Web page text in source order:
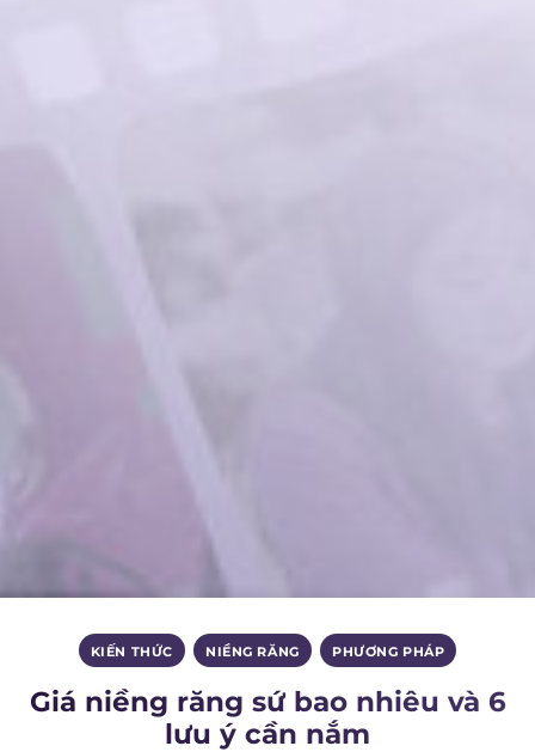
KIẾN THỨC , NIỀNG RĂNG , PHƯƠNG PHÁP
Giá niềng răng sứ bao nhiêu và 6
lưu ý cần nắm